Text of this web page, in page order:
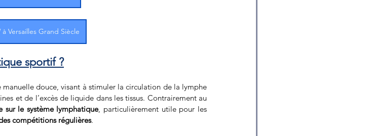
à Versailles Grand Siècle
sportif ?
douce, visant à stimuler la circulation de la lymphe
et de l’excès de liquide dans les tissus. Contrairement au
sur le système lymphatique
compétitions régulières.